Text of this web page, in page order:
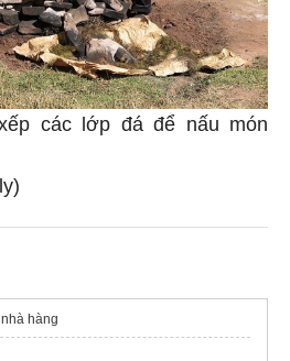
các lớp đá để nấu món
hàng